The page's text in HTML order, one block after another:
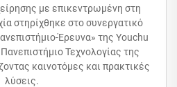
με επικεντρωμένη στη
στηρίχθηκε στο συνεργατικό
Έρευνα» της Youchu
Τεχνολογίας της
καινοτόμες και πρακτικές
λύσεις.